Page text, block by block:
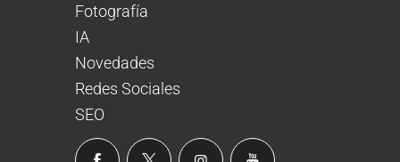
Fotografía
IA
Novedades
Redes Sociales
SEO